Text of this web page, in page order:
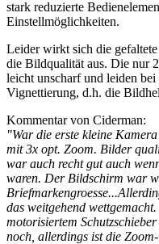
stark reduzierte
Einstellmöglichkeiten.
Leider wirkt sich die
die Bildqualität aus. Die nur
leicht unscharf und leiden
Vignettierung, d.h. die
Kommentar von Ciderman:
"War die erste kleine
mit 3x opt. Zoom. Bilder
war auch recht gut auch
waren. Der Bildschirm war
das weitgehend
motorisiertem
noch, allerdings ist die